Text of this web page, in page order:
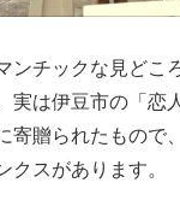
ンチックな見どこ
実は伊豆市の「恋
寄贈られたもので
クスがあります。